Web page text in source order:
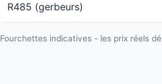
R485 (gerbeurs)
Fourchettes indicatives - les prix réels